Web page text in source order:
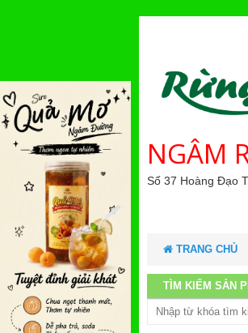
NGÂM
Số 37 Hoàng Đạo
TRANG CHỦ
TÌM KIẾM SẢN